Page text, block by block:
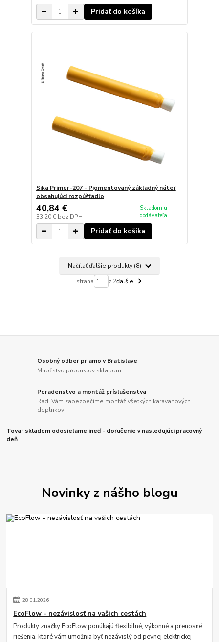
Pridať do košíka
Sika Primer-207 - Pigmentovaný základný náter
obsahujúci rozpúšťadlo
40,84 €
33,20 € bez DPH
Skladom u
dodávateľa
Pridať do košíka
Načítať ďalšie produkty (8)
strana z 2ďalšie
Osobný odber priamo v Bratislave
Množstvo produktov skladom
Poradenstvo a montáž príslušenstva
Radi Vám zabezpečíme montáž všetkých karavanových
doplnkov
Tovar skladom odosielame ineď - doručenie v nasledujúci pracovný
deň
Novinky z nášho blogu
28.01.2026
EcoFlow - nezávislosť na vašich cestách
Produkty značky EcoFlow ponúkajú flexibilné, výkonné a prenosné
riešenia, ktoré vám umožnia byť nezávislý od pevnej elektrickej